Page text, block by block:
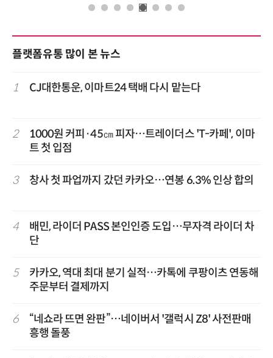
플랫폼유통 많이 본 뉴스
1 CJ대한통운, 이마트24 택배 다시 맡는다
2
1000원 커피·45㎝ 피자…트레이더스 'T-카페', 이마
트 첫 입점
3 창사 첫 파업까지 갔던 카카오…연봉 6.3% 인상 합의
4
배민, 라이더 PASS 본인인증 도입…무자격 라이더 차
단
5
카카오, 역대 최대 분기 실적…카톡에 쿠팡이츠 연동해
주문부터 결제까지
6
“네쇼라 뜨면 완판”…네이버서 '갤럭시 Z8' 사전판매
흥행 돌풍